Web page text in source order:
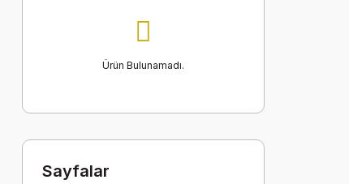
Ürün Bulunamadı.
Sayfalar